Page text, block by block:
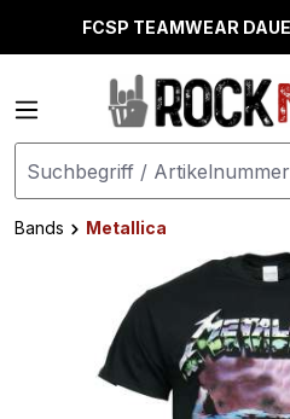
springenFCSP TEAMWEAR
Bands
Metallica
Bildergalerie überspringen